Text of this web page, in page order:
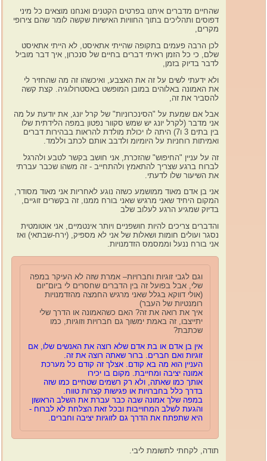
שהחיים מדברים איתנו בפרטים הקטנים ואנחנו מוצאים כל מיני
דפוסים ותהליכים בתוך החוויות האישיות שקשה לומר שהם צירופי
מקרים,
לכן הרבה פעמים בתקופה שהייתי אתאיסט, לא הייתי אתאיסט
שלם, כי כל הזמן ראיתי דברים בחיים של סנכרון, איך דבר מוביל
לדבר בדיוק בזמן,
ולא ידעתי לשים על זה את האצבע, ואיכשהו זה מה שהחזיר לי
את האמונה באלוהים במובן המופשט באסטרולוגיה. קצת קשה
להסביר את זה,
אבל אם שמעת על "הסינכרוניות" של קרל יונג, את יודעת על מה
אני מדבר (לקרל יונג יש שמש סקוור נפטון במפה הלידתית שלו
בין בתים 3 ו7) היתה לו יכולת מולדת להראות בבהירות דברים
ואמיתות רוחניות על היומיומ ולדבב אותם לכתב וללמד.
זה על עניין "החיפוש" שהזכרת, אני חושב בקשר לטבע ולהרגל
לברוח ברגע שצריך להתאמץ ולהתחייב - זה משהו שכבר עברתי
את השיעור שלו לדעתי.
אני בן אדם מאוד ממושמע כשזה נוגע לאחריות אני מאוד מסודר,
המקום היחיד שאני מרגיש שאני בורח ממנו, זה בקשרים זוגיים,
בדיוק שמגיע הרגע לעלוב שלב
והדברים צריכים להיות חושפניים ויותר אינטמיים, אני אוטומטית
נסגר ועולים חומות ושאלות של אני לא מספיק, (ירח-שבתאי) ואז
אני בורח ננעל וממסמס הזדמנויות.
וגם לגבי זוגיות וחברויות– אמרת שזה לא העיקר במפה
שלי, אבל בפועל זה בין הדברים שחסרים לי ביום־יום
(אולי דווקא בגלל שאני מרגיש החמצה מהזדמנויות
רומנטיות של העבר)
איך את רואה את זה? האם כשהאמונה או הדרך שלי
יתייצבו, זה באמת ימשוך גם חברויות וזוגיות, כמו
שכתבת?
אין בן אדם או בת אדם שלא רוצה את האנשים שלו, אם
זוגיות ואם חברים. ברור שאתה רוצה את זה.
העניין הוא מה בא קודם. אצלך זה קודם כל מערכת
אמונה יציבה ומחייבת. מקום בו יכירו
אותך כמו שאתה, ולא רק רשמים שטחיים כמו שזה
בדרך כלל בחברויות או פגישות קצרות טווח.
במפה שלך אמונה שבה כבר עברת את השלב הראשון
והגעת לשלב המחוייבות ובכל זאת הצלחת לא לברוח -
היא שתפתח את הדרך גם לזוגיות יציבה וחברים.
תודה, לקחתי לתשומת ליבי.